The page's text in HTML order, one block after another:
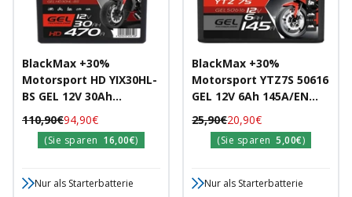
BlackMax +30%
Motorsport HD YIX30HL-
BS GEL 12V 30Ah
470A/EN
Motorradbatterie
Angebotspreis
94,90€
Regulärer
Preis
110,90€
(Sie sparen 16,00€)
Nur als Starterbatterie
BlackMax +30%
Motorsport YTZ7S 50616
GEL 12V 6Ah 145A/EN
Motorradbatterie
Angebotspreis
20,90€
Regulärer
Preis
25,90€
(Sie sparen 5,00€)
Nur als Starterbatterie